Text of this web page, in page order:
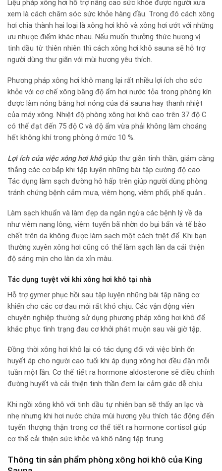
Liệu pháp xông hơi hỗ trợ nâng cao sức khỏe được người xưa
xem là cách chăm sóc sức khỏe hàng đầu. Trong đó cách xông
hơi chia thành hai loại là xông hơi khô và xông hơi ướt với những
ưu nhược điểm khác nhau. Nếu muốn thưởng thức hương vị
tinh dầu từ thiên nhiên thì cách xông hơi khô sauna sẽ hỗ trợ
người dùng thư giãn với mùi hương yêu thích.
Phương pháp xông hơi khô mang lại rất nhiều lợi ích cho sức
khỏe với cơ chế xông bằng độ ẩm hơi nước tỏa trong phòng kín
được làm nóng bằng hơi nóng của đá sauna hay thanh nhiệt
của máy xông. Nhiệt độ phòng xông hơi khô cao trên 37 độ C
có thể đạt đến 75 độ C và độ ẩm vừa phải không làm choáng
hết không khí trong phòng ở mức 10 %.
Lợi ích của việc xông hơi khôgiúp thư giãn tinh thần, giảm căng
thẳng các cơ bắp khi tập luyện những bài tập cường độ cao.
Tác dụng làm sạch đường hô hấp trên giúp người dùng phòng
tránh chứng bệnh cảm mưa, viêm họng, viêm phổi, phế quản…
Làm sạch khuẩn và làm đẹp da ngăn ngừa các bệnh lý về da
như viêm nang lông, viêm tuyến bã nhờn do bụi bẩn và tế bào
chết trên da không được làm sạch một cách triệt để. Khi bạn
thường xuyên xông hơi cũng có thể làm sạch làn da cải thiện
độ sáng mịn cho làn da xỉn màu.
Tác dụng tuyệt vời khi xông hơi khô tại nhà
Hỗ trợ gymer phục hồi sau tập luyện những bài tập nâng cơ
khiến cho các cơ đau mỏi rất khó chịu. Các vận động viên
chuyên nghiệp thường sử dụng phương pháp xông hơi khô để
khắc phục tình trạng đau cơ khởi phát muộn sau vài giờ tập.
Đồng thời xông hơi khô lại có tác dụng đối với việc bình ổn
huyết áp cho người cao tuổi khi áp dụng xông hơi đều đặn mỗi
tuần một lần. Cơ thể tiết ra hormone aldosterone sẽ điều chỉnh
đường huyết và cải thiện tinh thần đem lại cảm giác dễ chịu.
Khi ngồi xông khô với tinh dầu tự nhiên bạn sẽ thấy an lạc và
nhẹ nhưng khi hơi nước chứa mùi hương yêu thích tác động đến
tuyến thượng thận trong cơ thể tiết ra hormone cortisol giúp
cơ thể cải thiện sức khỏe và khô năng tập trung.
Thông tin sản phẩm phòng xông hơi khô của King